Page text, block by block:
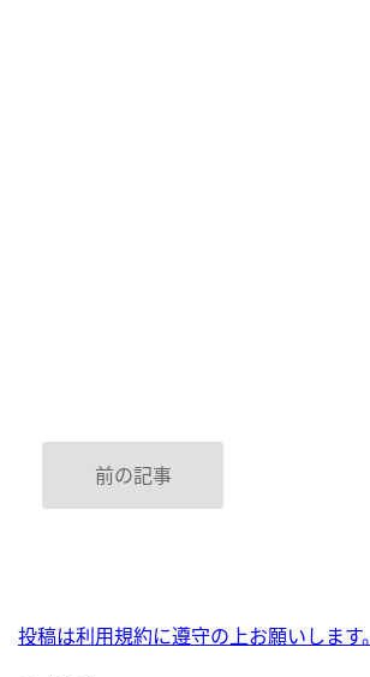
前の記事
投稿は利用規約に遵守の上お願いします。